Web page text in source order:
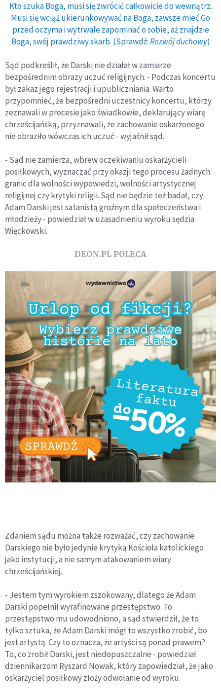
Kto szuka Boga, musi się zwrócić całkowicie do wewnątrz.
Musi się wciąż ukierunkowywać na Boga, zawsze mieć Go
przed oczyma i wytrwale zapominać o sobie, aż znajdzie
Boga, swój prawdziwy skarb. (Sprawdź:Rozwój duchowy)
Sąd podkreślił, że Darski nie działał w zamiarze
bezpośrednim obrazy uczuć religijnych. - Podczas koncertu
był zakaz jego rejestracji i upubliczniania. Warto
przypomnieć, że bezpośredni uczestnicy koncertu, którzy
zeznawali w procesie jako świadkowie, deklarujący wiarę
chrześcijańską, przyznawali, że zachowanie oskarżonego
nie obraziło wówczas ich uczuć - wyjaśnił sąd.
- Sąd nie zamierza, wbrew oczekiwaniu oskarżycieli
posiłkowych, wyznaczać przy okazji tego procesu żadnych
granic dla wolności wypowiedzi, wolności artystycznej
religijnej czy krytyki religii. Sąd nie będzie też badał, czy
Adam Darski jest satanistą groźnym dla społeczeństwa i
młodzieży - powiedział w uzasadnieniu wyroku sędzia
Więckowski.
DEON.PL POLECA
Zdaniem sądu można także rozważać, czy zachowanie
Darskiego nie było jedynie krytyką Kościoła katolickiego
jako instytucji, a nie samym atakowaniem wiary
chrześcijańskiej.
- Jestem tym wyrokiem zszokowany, dlatego że Adam
Darski popełnił wyrafinowane przestępstwo. To
przestępstwo mu udowodniono, a sąd stwierdził, że to
tylko sztuka, że Adam Darski mógł to wszystko zrobić, bo
jest artystą. Czy to oznacza, że artyści są ponad prawem?
To, co zrobił Darski, jest niedopuszczalne - powiedział
dziennikarzom Ryszard Nowak, który zapowiedział, że jako
oskarżyciel posiłkowy złoży odwołanie od wyroku.